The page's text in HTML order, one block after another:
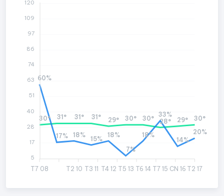
T7 08 T2 10 T3 11 T4 12 T5 13 T6 14 T7 15 CN 16 T2 17
30° 31° 31° 31° 29° 30° 30° 28° 29° 30°
60%
17% 18%
15%
18%
7%
18%
33%
14%
20%
120
109
97
86
74
63
51
40
28
17
5